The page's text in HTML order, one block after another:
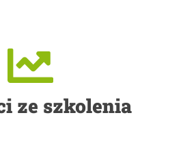
ze szkolenia